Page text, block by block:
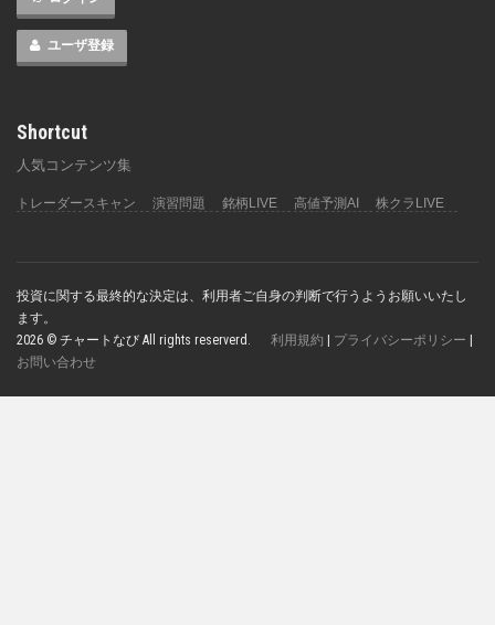
ユーザ登録
Shortcut
人気コンテンツ集
トレーダースキャン 演習問題 銘柄LIVE 高値予測AI 株クラLIVE
投資に関する最終的な決定は、利用者ご自身の判断で行うようお願いいたし
ます。
2026 © チャートなび All rights reserverd. 利用規約 プライバシーポリシー
お問い合わせ